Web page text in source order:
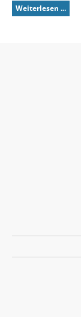
Weiterlesen ...